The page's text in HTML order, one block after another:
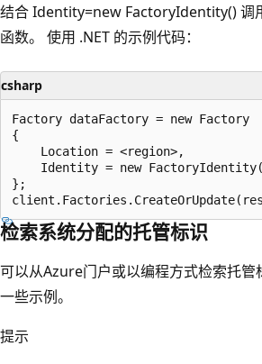
结合 Identity=new FactoryIdentity() 调
函数。 使用 .NET 的示例代码：
csharp
Factory dataFactory = new Factory
{
    Location = <region>,
Identity = new
};
检索系统分配的托管标识
可以从Azure门户或以编程方式检索托管
一些示例。
提示